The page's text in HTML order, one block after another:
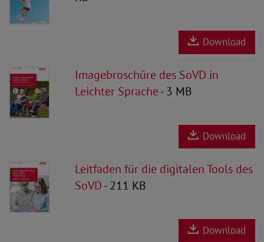
Download
Imagebroschüre des SoVD in
Leichter Sprache- 3 MB
Download
Leitfaden für die digitalen Tools des
SoVD- 211 KB
Download